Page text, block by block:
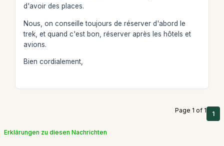
d'avoir des places.
Nous, on conseille toujours de réserver d'abord le
trek, et quand c'est bon, réserver après les hôtels et
avions.
Bien cordialement,
Page 1 of 1 1
Erklärungen zu diesen Nachrichten